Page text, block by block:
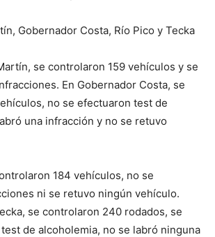
Gobernador Costa, Río Pico y Tecka
se controlaron 159 vehículos y se
En Gobernador Costa, se
no se efectuaron test de
una infracción y no se retuvo
184 vehículos, no se
ni se retuvo ningún vehículo.
se controlaron 240 rodados, se
de alcoholemia, no se labró ninguna